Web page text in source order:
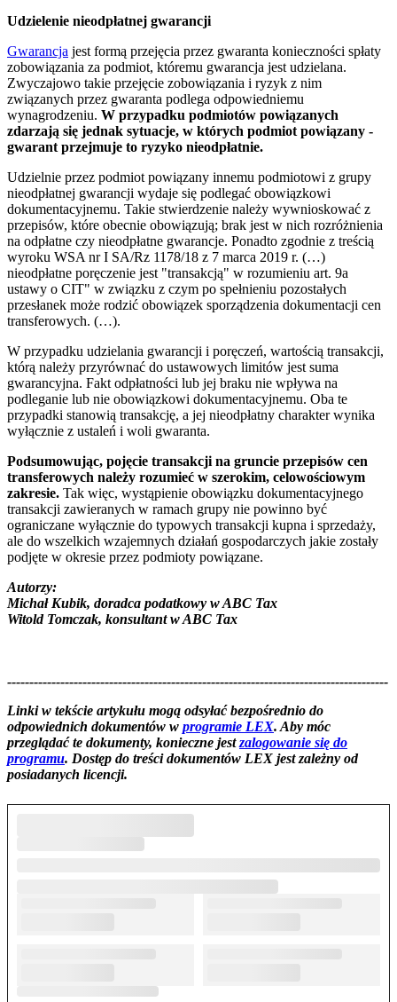
Udzielenie nieodpłatnej gwarancji
Gwarancja jest formą przejęcia przez gwaranta konieczności spłaty
zobowiązania za podmiot, któremu gwarancja jest udzielana.
Zwyczajowo takie przejęcie zobowiązania i ryzyk z nim
związanych przez gwaranta podlega odpowiedniemu
wynagrodzeniu. W przypadku podmiotów powiązanych
zdarzają się jednak sytuacje, w których podmiot powiązany -
gwarant przejmuje to ryzyko nieodpłatnie.
Udzielnie przez podmiot powiązany innemu podmiotowi z grupy
nieodpłatnej gwarancji wydaje się podlegać obowiązkowi
dokumentacyjnemu. Takie stwierdzenie należy wywnioskować z
przepisów, które obecnie obowiązują; brak jest w nich rozróżnienia
na odpłatne czy nieodpłatne gwarancje. Ponadto zgodnie z treścią
wyroku WSA nr I SA/Rz 1178/18 z 7 marca 2019 r. (…)
nieodpłatne poręczenie jest "transakcją" w rozumieniu art. 9a
ustawy o CIT" w związku z czym po spełnieniu pozostałych
przesłanek może rodzić obowiązek sporządzenia dokumentacji cen
transferowych. (…).
W przypadku udzielania gwarancji i poręczeń, wartością transakcji,
którą należy przyrównać do ustawowych limitów jest suma
gwarancyjna. Fakt odpłatności lub jej braku nie wpływa na
podleganie lub nie obowiązkowi dokumentacyjnemu. Oba te
przypadki stanowią transakcję, a jej nieodpłatny charakter wynika
wyłącznie z ustaleń i woli gwaranta.
Podsumowując, pojęcie transakcji na gruncie przepisów cen
transferowych należy rozumieć w szerokim, celowościowym
zakresie. Tak więc, wystąpienie obowiązku dokumentacyjnego
transakcji zawieranych w ramach grupy nie powinno być
ograniczane wyłącznie do typowych transakcji kupna i sprzedaży,
ale do wszelkich wzajemnych działań gospodarczych jakie zostały
podjęte w okresie przez podmioty powiązane.
Autorzy:
Michał Kubik, doradca podatkowy w ABC Tax
Witold Tomczak, konsultant w ABC Tax
--------------------------------------------------------------------------------------
Linki w tekście artykułu mogą odsyłać bezpośrednio do
odpowiednich dokumentów w programie LEX. Aby móc
przeglądać te dokumenty, konieczne jestzalogowanie się do
programu. Dostęp do treści dokumentów LEX jest zależny od
posiadanych licencji.